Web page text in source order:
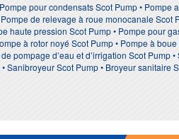
pour condensats Scot Pump • Pompe
de relevage à roue monocanale Scot
haute pression Scot Pump • Pompe pour
à rotor noyé Scot Pump • Pompe à boue
pompage d’eau et d’irrigation Scot Pump •
Sanibroyeur Scot Pump • Broyeur sanitaire